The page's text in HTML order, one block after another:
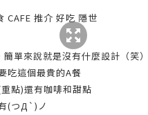
單來說就是沒有什麼設計（笑）
吃這個最貴的A餐
點)還有咖啡和甜點
(つД`)ノ